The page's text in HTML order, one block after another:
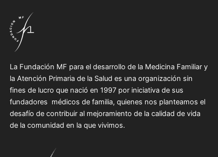
La Fundación MF para el desarrollo de la Medicina Familiar y
la Atención Primaria de la Salud es una organización sin
fines de lucro que nació en 1997 por iniciativa de sus
fundadores médicos de familia, quienes nos planteamos el
desafío de contribuir al mejoramiento de la calidad de vida
de la comunidad en la que vivimos.